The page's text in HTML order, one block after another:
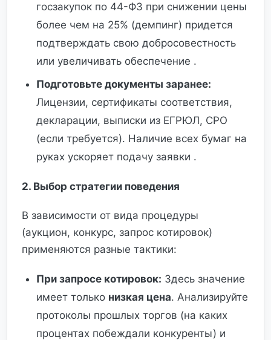
госзакупок по 44-ФЗ при снижении цены
более чем на 25% (демпинг) придется
подтверждать свою добросовестность
или увеличивать обеспечение .
Подготовьте документы заранее:
Лицензии, сертификаты соответствия,
декларации, выписки из ЕГРЮЛ, СРО
(если требуется). Наличие всех бумаг на
руках ускоряет подачу заявки .
2. Выбор стратегии поведения
В зависимости от вида процедуры
(аукцион, конкурс, запрос котировок)
применяются разные тактики:
При запросе котировок: Здесь значение
имеет только низкая цена. Анализируйте
протоколы прошлых торгов (на каких
процентах побеждали конкуренты) и